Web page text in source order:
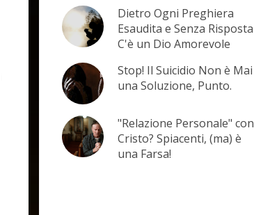
Dietro Ogni Preghiera
Esaudita e Senza Risposta
C'è un Dio Amorevole
Stop! Il Suicidio Non è Mai
una Soluzione, Punto.
"Relazione Personale" con
Cristo? Spiacenti, (ma) è
una Farsa!